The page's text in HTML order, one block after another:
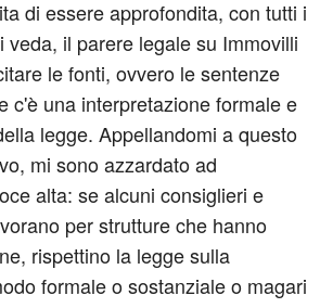
di essere approfondita, con tutti i
veda, il parere legale su Immovilli
le fonti, ovvero le sentenze
c'è una interpretazione formale e
legge. Appellandomi a questo
mi sono azzardato ad
alta: se alcuni consiglieri e
per strutture che hanno
rispettino la legge sulla
formale o sostanziale o magari